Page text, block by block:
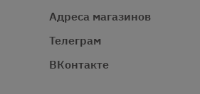
Адреса магазинов
Телеграм
ВКонтакте